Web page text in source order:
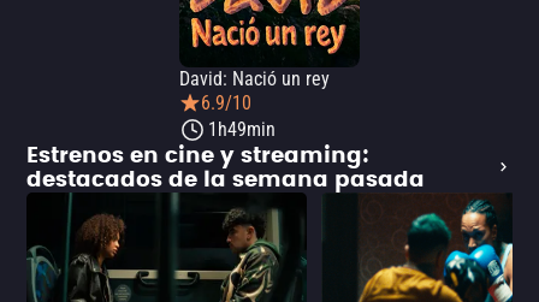
David: Nació un rey
6.9/10
1h49min
Estrenos en cine y streaming:
destacados de la semana pasada